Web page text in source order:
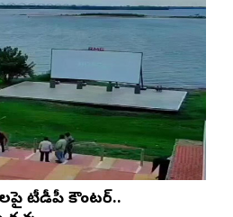
టీడీపీ కౌంటర్..